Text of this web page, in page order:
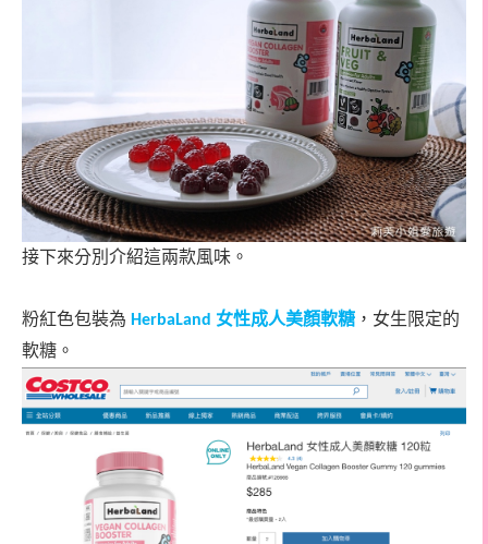
接下來分別介紹這兩款風味。
粉紅色包裝為 HerbaLand 女性成人美顏軟糖 ，女生限定的
軟糖。